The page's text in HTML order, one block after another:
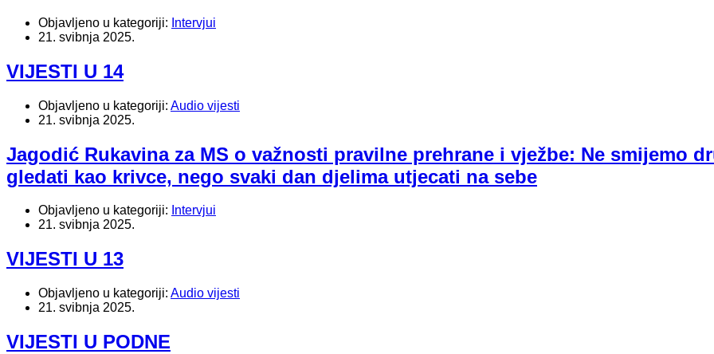
Objavljeno u kategoriji: Intervjui
21. svibnja 2025.
VIJESTI U 14
Objavljeno u kategoriji: Audio vijesti
21. svibnja 2025.
Jagodić Rukavina za MS o važnosti pravilne prehrane i vježbe: Ne smijemo
gledati kao krivce, nego svaki dan djelima utjecati na sebe
Objavljeno u kategoriji: Intervjui
21. svibnja 2025.
VIJESTI U 13
Objavljeno u kategoriji: Audio vijesti
21. svibnja 2025.
VIJESTI U PODNE